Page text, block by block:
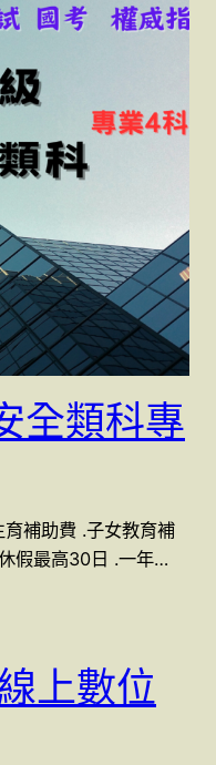
全類科專
補助費 .子女教育補
假最高30日 .一年…
上數位